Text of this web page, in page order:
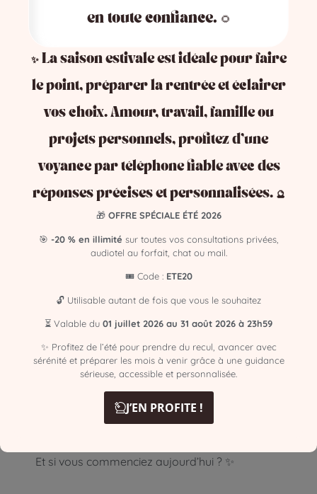
💬 Témoignage client
“J’étais dans une spirale négative depuis des
que je refusais d’admettre. J’ai commencé à
réajuster, et aujourd’hui tout se débloque
doucement.”
— Léo, 36 ans
💡Aligner ses énergies pour
attirer le positif dans sa vie.
Aligner ses énergies, c’est s’ouvrir à plus de lumière, de
paix et de fluidité.
Cela vous permet :
d’attirer des relations plus saines
de voir les opportunités
Et si vous commenciez aujourd’hui ? ✨
en toute confiance. 🌻
✨ La saison estivale est idéale pour faire
le point, préparer la rentrée et éclairer
vos choix. Amour, travail, famille ou
projets personnels, profitez d’une
voyance par téléphone fiable avec des
réponses précises et personnalisées. 🔮
🎁 OFFRE SPÉCIALE ÉTÉ 2026
🎯 -20 % en illimité sur toutes vos consultations privées,
audiotel au forfait, chat ou mail.
🎟️ Code : ETE20
🔓 Utilisable autant de fois que vous le souhaitez
⏳ Valable du 01 juillet 2026 au 31 août 2026 à 23h59
✨ Profitez de l’été pour prendre du recul, avancer avec
sérénité et préparer les mois à venir grâce à une guidance
sérieuse, accessible et personnalisée.
J’EN PROFITE !